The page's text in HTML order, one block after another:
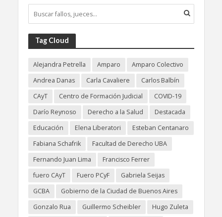
Tag Cloud
Alejandra Petrella Amparo
Amparo Colectivo
Andrea Danas
Carla Cavaliere
Carlos Balbín
CAyT
Centro de Formación Judicial
COVID-19
Darío Reynoso
Derecho a la Salud
Destacada
Educación
Elena Liberatori
Esteban Centanaro
Fabiana Schafrik
Facultad de Derecho UBA
Fernando Juan Lima
Francisco Ferrer
fuero CAyT
Fuero PCyF
Gabriela Seijas
GCBA
Gobierno de la Ciudad de Buenos Aires
Gonzalo Rua
Guillermo Scheibler
Hugo Zuleta